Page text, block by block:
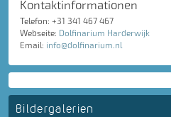
Kontaktinformationen
Telefon: +31 341 467 467
Webseite: Dolfinarium Harderwijk
Email: info@dolfinarium.nl
Bildergalerien